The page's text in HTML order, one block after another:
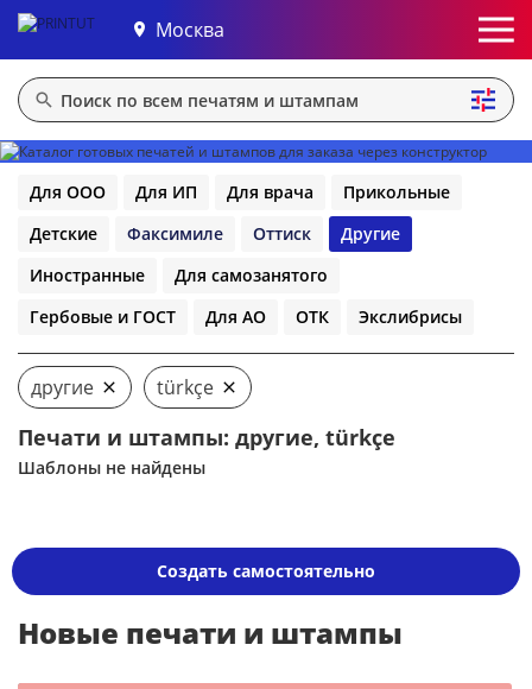
Москва
Для ООО Для ИП Для врача
Прикольные
Детские
Факсимиле Оттиск
Другие
Иностранные
Для самозанятого
Гербовые и ГОСТ
Для АО ОТК Экслибрисы
другие türkçe
Печати и штампы: другие, türkçe
Шаблоны не найдены
Создать самостоятельно
Новые печати и штампы